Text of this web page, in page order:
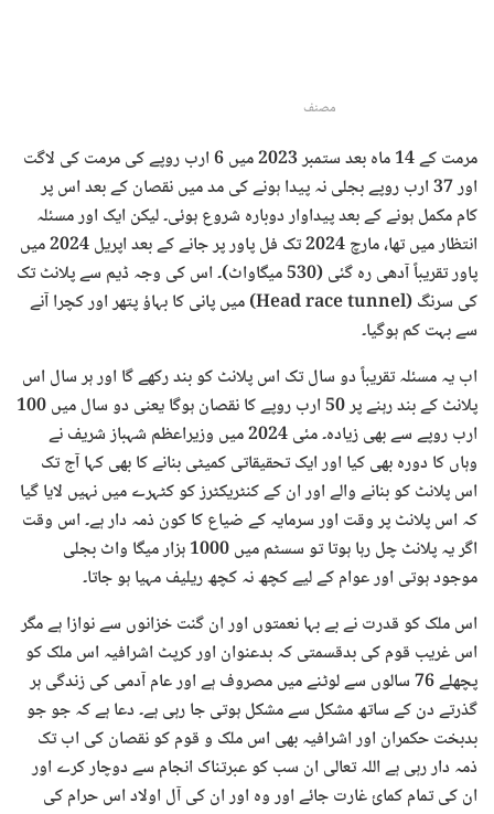
مصنف
مرمت کے 14 ماہ بعد ستمبر 2023 میں 6 ارب روپے کی مرمت کی لاگت
اور 37 ارب روپے بجلی نہ پیدا ہونے کی مد میں نقصان کے بعد اس پر
کام مکمل ہونے کے بعد پیداوار دوبارہ شروع ہوئی۔ لیکن ایک اور مسئلہ
انتظار میں تھا، مارچ 2024 تک فل پاور پر جانے کے بعد اپریل 2024 میں
پاور تقریباً آدھی رہ گئی (530 میگاواٹ)۔ اس کی وجہ ڈیم سے پلانٹ تک
کی سرنگ (Head race tunnel) میں پانی کا بہاؤ پتھر اور کچرا آنے
سے بہت کم ہوگیا۔
اب یہ مسئلہ تقریباً دو سال تک اس پلانٹ کو بند رکھے گا اور ہر سال اس
پلانٹ کے بند رہنے پر 50 ارب روپے کا نقصان ہوگا یعنی دو سال میں 100
ارب روپے سے بھی زیادہ۔ مئی 2024 میں وزیراعظم شہباز شریف نے
وہاں کا دورہ بھی کیا اور ایک تحقیقاتی کمیٹی بنانے کا بھی کہا آج تک
اس پلانٹ کو بنانے والے اور ان کے کنٹریکٹرز کو کٹہرے میں نہیں لایا گیا
کہ اس پلانٹ پر وقت اور سرمایہ کے ضیاع کا کون ذمہ دار ہے۔ اس وقت
اگر یہ پلانٹ چل رہا ہوتا تو سسٹم میں 1000 ہزار میگا واٹ بجلی
موجود ہوتی اور عوام کے لیے کچھ نہ کچھ ریلیف مہیا ہو جاتا۔
اس ملک کو قدرت نے بے بہا نعمتوں اور ان گنت خزانوں سے نوازا ہے مگر
اس غریب قوم کی بدقسمتی کہ بدعنوان اور کرپٹ اشرافیہ اس ملک کو
پچھلے 76 سالوں سے لوٹنے میں مصروف ہے اور عام آدمی کی زندگی ہر
گذرتے دن کے ساتھ مشکل سے مشکل ہوتی جا رہی ہے۔ دعا ہے کہ جو جو
بدبخت حکمران اور اشرافیہ بھی اس ملک و قوم کو نقصان کی اب تک
ذمہ دار رہی ہے اللہ تعالی ان سب کو عبرتناک انجام سے دوچار کرے اور
ان کی تمام کمائ غارت جائے اور وہ اور ان کی آل اولاد اس حرام کی